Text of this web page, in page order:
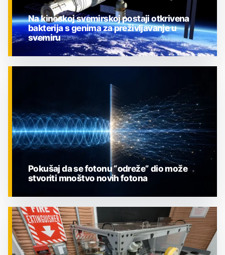
Na kineskoj svemirskoj postaji otkrivena
bakterija s genima za preživljavanje u
svemiru
ZNANOST
Pokušaj da se fotonu “odreže” dio može
stvoriti mnoštvo novih fotona